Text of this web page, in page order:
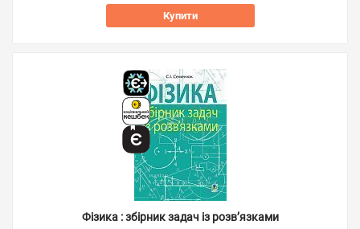
Купити
Фізика : збірник задач із розв’язками